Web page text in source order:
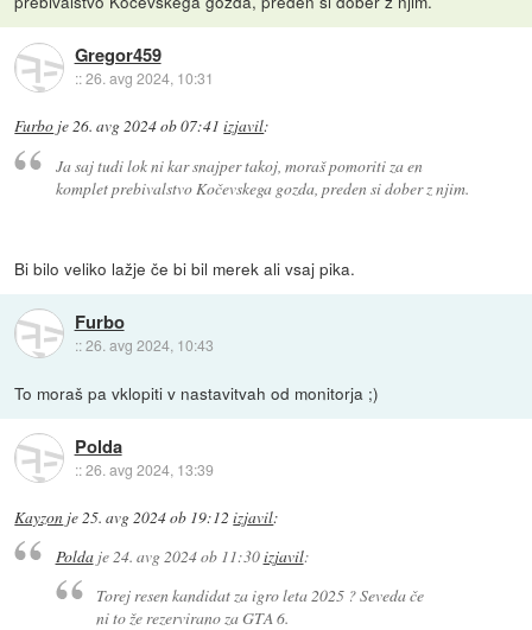
Gregor459
::26. avg 2024, 10:31
Furbo je26. avg 2024 ob 07:41 izjavil:
Ja saj tudi lok ni kar snajper takoj, moraš pomoriti za en
komplet prebivalstvo Kočevskega gozda, preden si dober z njim.
Bi bilo veliko lažje če bi bil merek ali vsaj pika.
Furbo
::26. avg 2024, 10:43
To moraš pa vklopiti v nastavitvah od monitorja ;)
Polda
::26. avg 2024, 13:39
Kayzon je25. avg 2024 ob 19:12 izjavil:
Poldaje24. avg 2024 ob 11:30izjavil:
Torej resen kandidat za igro leta 2025 ? Seveda če
ni to že rezervirano za GTA 6.